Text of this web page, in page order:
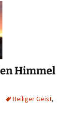
Himmel
Heiliger Geist,